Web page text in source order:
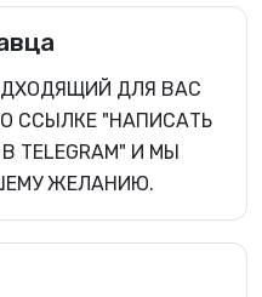
ДЛЯ ВАС
ССЫЛКЕ "НАПИСАТЬ
TELEGRAM" И МЫ
ЖЕЛАНИЮ.